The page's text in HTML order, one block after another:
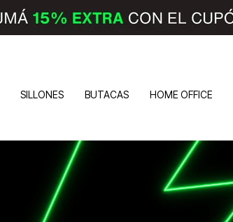
SILLONES BUTACAS HOME OFFICE